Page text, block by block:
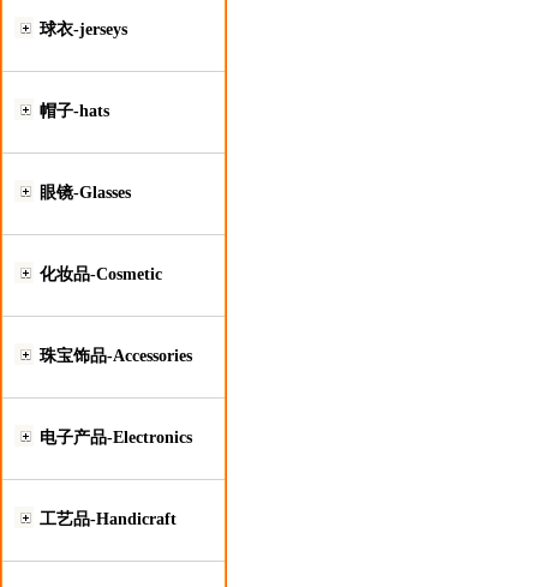
球衣-jerseys
帽子-hats
眼镜-Glasses
化妆品-Cosmetic
珠宝饰品-Accessories
电子产品-Electronics
工艺品-Handicraft